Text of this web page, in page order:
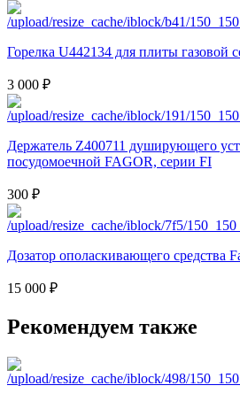
Горелка U442134 для плиты газовой
3 000 ₽
Держатель Z400711 душирующего
посудомоечной FAGOR, серии FI
300 ₽
Дозатор ополаскивающего средства
15 000 ₽
Рекомендуем также